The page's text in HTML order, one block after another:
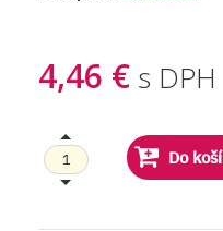
4,46 € s DPH
Do